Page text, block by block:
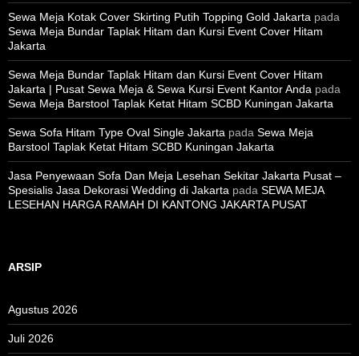
Sewa Meja Kotak Cover Skirting Putih Topping Gold Jakarta pada
Sewa Meja Bundar Taplak Hitam dan Kursi Event Cover Hitam
Jakarta
Sewa Meja Bundar Taplak Hitam dan Kursi Event Cover Hitam
Jakarta | Pusat Sewa Meja & Sewa Kursi Event Kantor Anda pada
Sewa Meja Barstool Taplak Ketat Hitam SCBD Kuningan Jakarta
Sewa Sofa Hitam Type Oval Single Jakarta pada Sewa Meja
Barstool Taplak Ketat Hitam SCBD Kuningan Jakarta
Jasa Penyewaan Sofa Dan Meja Lesehan Sekitar Jakarta Pusat –
Spesialis Jasa Dekorasi Wedding di Jakarta pada SEWA MEJA
LESEHAN HARGA RAMAH DI KANTONG JAKARTA PUSAT
ARSIP
Agustus 2026
Juli 2026